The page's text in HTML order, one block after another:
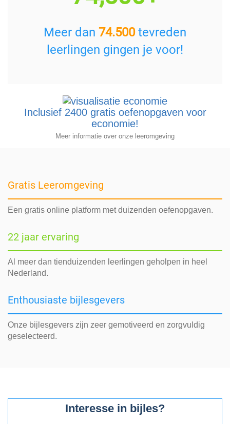
Meer dan 74.500tevreden
leerlingen gingen je voor!
Inclusief 2400 gratis oefenopgaven voor
economie!
Meer informatie over onze leeromgeving
Gratis Leeromgeving
Een gratis online platform met duizenden oefenopgaven.
22 jaar ervaring
Al meer dan tienduizenden leerlingen geholpen in heel
Nederland.
Enthousiaste bijlesgevers
Onze bijlesgevers zijn zeer gemotiveerd en zorgvuldig
geselecteerd.
Interesse in bijles?